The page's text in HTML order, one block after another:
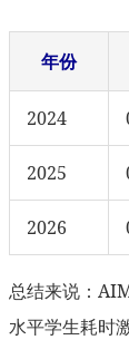
年份
2024
2025
2026
总结来说：
水平学生耗时激